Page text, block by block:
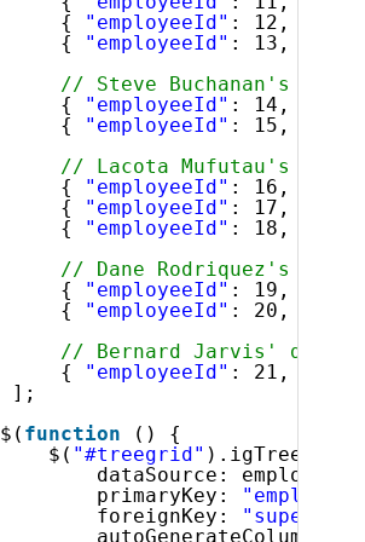
{
"employeeId" : 12,
{
"employeeId" : 13,
// Steve Buchanan's
{
"employeeId" : 14,
{
"employeeId" : 15,
// Lacota Mufutau's
{
"employeeId" : 16,
{
"employeeId" : 17,
{
"employeeId" : 18,
// Dane Rodriquez's
{
"employeeId" : 19,
{
"employeeId" : 20,
// Bernard Jarvis'
{
"employeeId" : 21,
];
$( function
() {
$( "#treegrid"
dataSource: employees,
primaryKey:
foreignKey:
autoGenerateColumns: